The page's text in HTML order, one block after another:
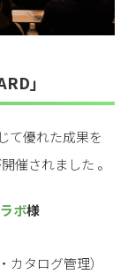
」
て優れた成果を
催されました 。
ボ様
タログ管理）